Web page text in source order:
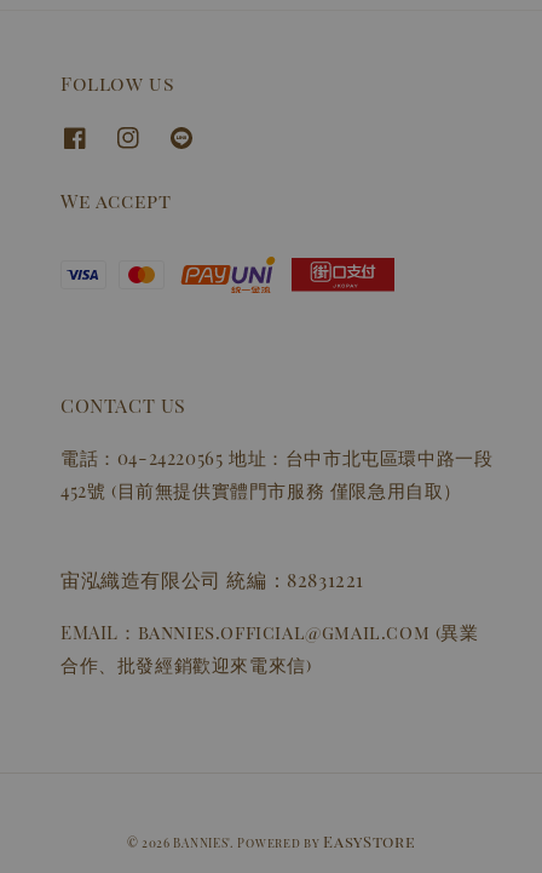
Follow us
We accept
CONTACT US
電話：04-24220565 地址：台中市北屯區環中路一段
452號 (目前無提供實體門市服務 僅限急用自取）
宙泓織造有限公司 統編：82831221
EMAIL：bannies.official@gmail.com (異業
合作、批發經銷歡迎來電來信)
© 2026 BANNIES'. Powered by EasyStore